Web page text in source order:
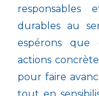
responsables
durables au
espérons que
actions
pour faire